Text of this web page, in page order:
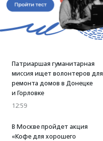
Патриаршая гуманитарная
миссия ищет волонтеров для
ремонта домов в Донецке
и Горловке
12:59
В Москве пройдет акция
«Кофе для хорошего